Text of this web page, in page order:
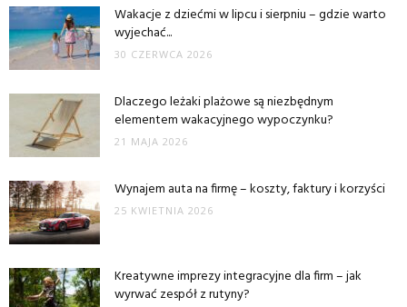
Wakacje z dziećmi w lipcu i sierpniu – gdzie warto
wyjechać...
30 CZERWCA 2026
Dlaczego leżaki plażowe są niezbędnym
elementem wakacyjnego wypoczynku?
21 MAJA 2026
Wynajem auta na firmę – koszty, faktury i korzyści
25 KWIETNIA 2026
Kreatywne imprezy integracyjne dla firm – jak
wyrwać zespół z rutyny?